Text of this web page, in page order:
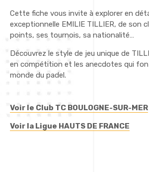
Cette fiche vous invite à explorer en
exceptionnelle EMILIE TILLIER, de son
points, ses tournois, sa nationalité…
Découvrez le style de jeu unique de
en compétition et les anecdotes qui
monde du padel.
Voir le Club TC BOULOGNE-SUR-MER
Voir la Ligue HAUTS DE FRANCE